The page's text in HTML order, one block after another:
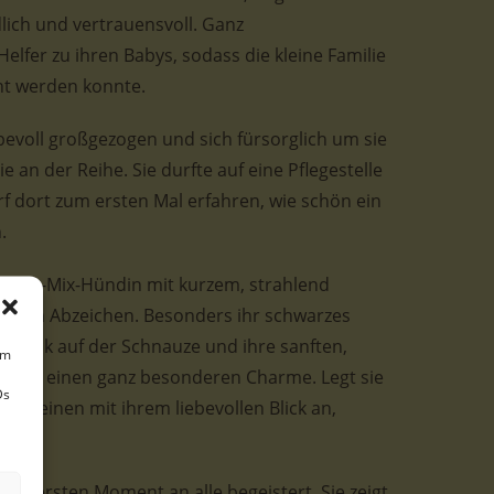
und vertrauensvoll. Ganz
zu ihren Babys, sodass die kleine Familie
werden konnte.
großgezogen und sich fürsorglich um sie
an der Reihe. Sie durfte auf eine Pflegestelle
dort zum ersten Mal erfahren, wie schön ein
Mix-Hündin mit kurzem, strahlend
Abzeichen. Besonders ihr schwarzes
auf der Schnauze und ihre sanften,
ihr einen ganz besonderen Charme. Legt sie
einen mit ihrem liebevollen Blick an,